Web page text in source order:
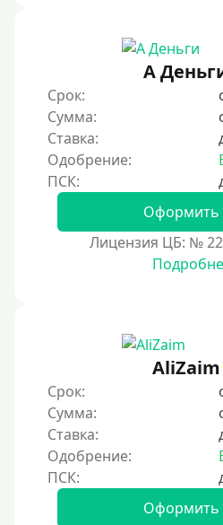
100 дней
4 месяца
5 месяцев
На полгода
10 месяцев
4 года
5 лет
Краткосрочные
Долгосрочные
Принятие решения
А
Срок:
Сумма:
Ставка:
Одобрение:
Оформить
Лицензия ЦБ: №
AliZaim
Срок:
Сумма:
Ставка:
Одобрение:
Оформить